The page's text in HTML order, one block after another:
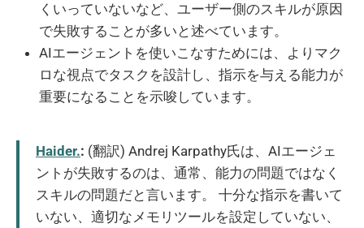
くいっていないなど、ユーザー側のスキルが原因
で失敗することが多いと述べています。
AIエージェントを使いこなすためには、よりマク
ロな視点でタスクを設計し、指示を与える能力が
重要になることを示唆しています。
Haider.: (翻訳) Andrej Karpathy氏は、AIエージェ
ントが失敗するのは、通常、能力の問題ではなく
スキルの問題だと言います。 十分な指示を書いて
いない、適切なメモリツールを設定していない、